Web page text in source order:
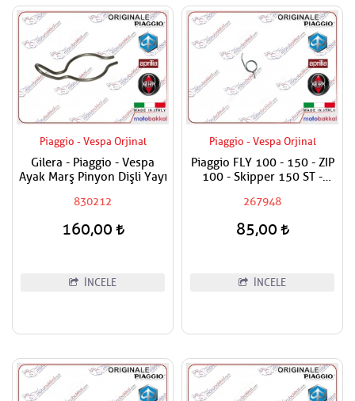
Piaggio - Vespa Orjinal
Gilera - Piaggio - Vespa
Ayak Marş Pinyon Dişli Yayı
830212
160,00
İNCELE
Piaggio - Vespa Orjinal
Piaggio FLY 100 - 150 - ZIP
100 - Skipper 150 ST -
150 ie 3V Fren Kol Yayı
Adet Fiyatıdır
267948
85,00
İNCELE